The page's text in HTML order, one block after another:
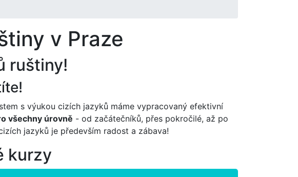
v Praze
ruštiny!
s výukou cizích jazyků máme vypracovaný efektivní
všechny úrovně - od začátečníků, přes pokročilé, až po
jazyků je především radost a zábava!
kurzy